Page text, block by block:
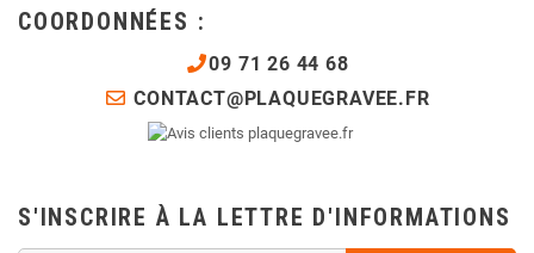
COORDONNÉES :
09 71 26 44 68
CONTACT@PLAQUEGRAVEE.FR
S'INSCRIRE À LA LETTRE D'INFORMATIONS